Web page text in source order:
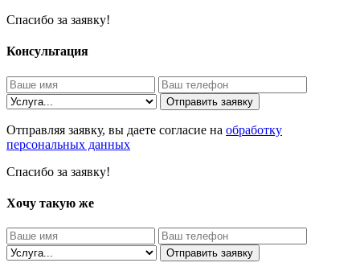
Спасибо за заявку!
Консультация
Отправить заявку
Отправляя заявку, вы даете согласие на обработку
персональных данных
Спасибо за заявку!
Хочу такую же
Отправить заявку